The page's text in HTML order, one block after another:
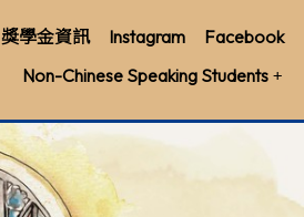
獎學金資訊 Instagram
Facebook
Non-Chinese Speaking Students